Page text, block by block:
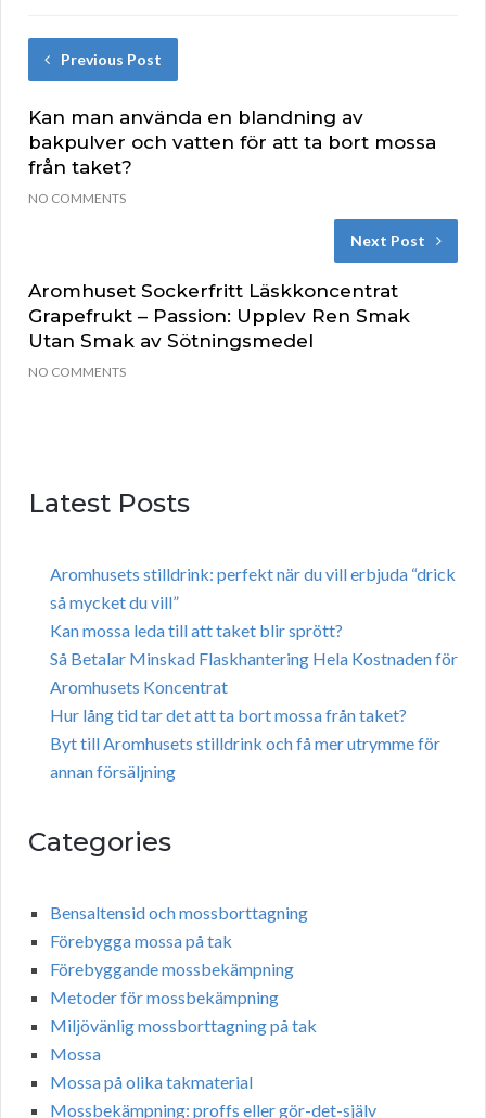
Previous Post
Kan man använda en blandning av
bakpulver och vatten för att ta bort mossa
från taket?
NO COMMENTS
Next Post
Aromhuset Sockerfritt Läskkoncentrat
Grapefrukt – Passion: Upplev Ren Smak
Utan Smak av Sötningsmedel
NO COMMENTS
Latest Posts
Aromhusets stilldrink: perfekt när du vill erbjuda “drick
så mycket du vill”
Kan mossa leda till att taket blir sprött?
Så Betalar Minskad Flaskhantering Hela Kostnaden för
Aromhusets Koncentrat
Hur lång tid tar det att ta bort mossa från taket?
Byt till Aromhusets stilldrink och få mer utrymme för
annan försäljning
Categories
Bensaltensid och mossborttagning
Förebygga mossa på tak
Förebyggande mossbekämpning
Metoder för mossbekämpning
Miljövänlig mossborttagning på tak
Mossa
Mossa på olika takmaterial
Mossbekämpning: proffs eller gör-det-själv